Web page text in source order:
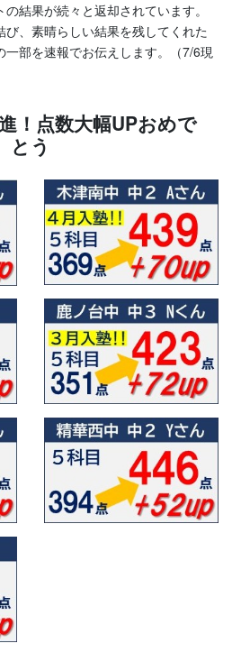
結果が続々と返却されています。
、素晴らしい結果を残してくれた
部を速報でお伝えします。（7/6現
！点数大幅UPおめで
とう